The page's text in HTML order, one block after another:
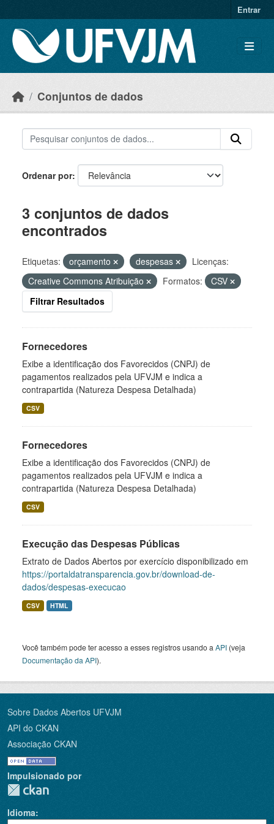
Entrar
Conjuntos de dados
Ordenar por
3 conjuntos de dados
encontrados
Etiquetas: orçamento despesas
Licenças:
Creative Commons Atribuição
Formatos:
CSV
Filtrar Resultados
Fornecedores
Exibe a identificação dos Favorecidos (CNPJ) de
pagamentos realizados pela UFVJM e indica a
contrapartida (Natureza Despesa Detalhada)
CSV
Fornecedores
Exibe a identificação dos Favorecidos (CNPJ) de
pagamentos realizados pela UFVJM e indica a
contrapartida (Natureza Despesa Detalhada)
CSV
Execução das Despesas Públicas
Extrato de Dados Abertos por exercício disponibilizado em
https://portaldatransparencia.gov.br/download-de-
dados/despesas-execucao
CSV HTML
Você também pode ter acesso a esses registros usando a API (veja
Documentação da API).
Sobre Dados Abertos UFVJM
API do CKAN
Associação CKAN
Impulsionado por
Idioma